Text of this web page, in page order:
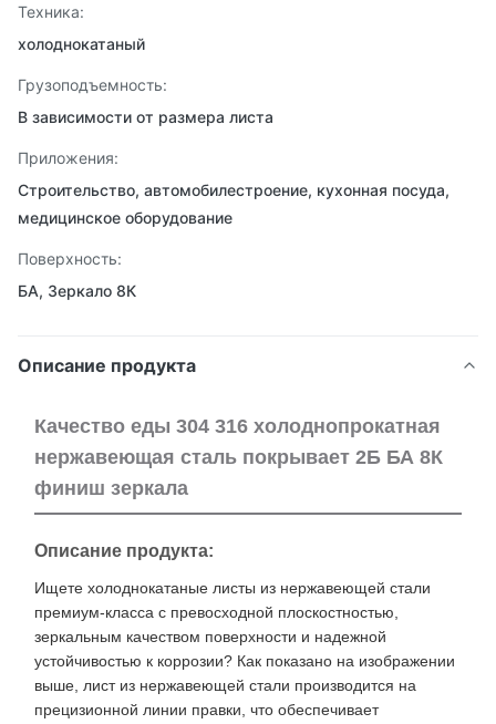
Техника:
холоднокатаный
Грузоподъемность:
В зависимости от размера листа
Приложения:
Строительство, автомобилестроение, кухонная посуда,
медицинское оборудование
Поверхность:
БА, Зеркало 8К
Описание продукта
Качество еды 304 316 холоднопрокатная
нержавеющая сталь покрывает 2Б БА 8К
финиш зеркала
Описание продукта:
Ищете холоднокатаные листы из нержавеющей стали
премиум-класса с превосходной плоскостностью,
зеркальным качеством поверхности и надежной
устойчивостью к коррозии? Как показано на изображении
выше, лист из нержавеющей стали производится на
прецизионной линии правки, что обеспечивает